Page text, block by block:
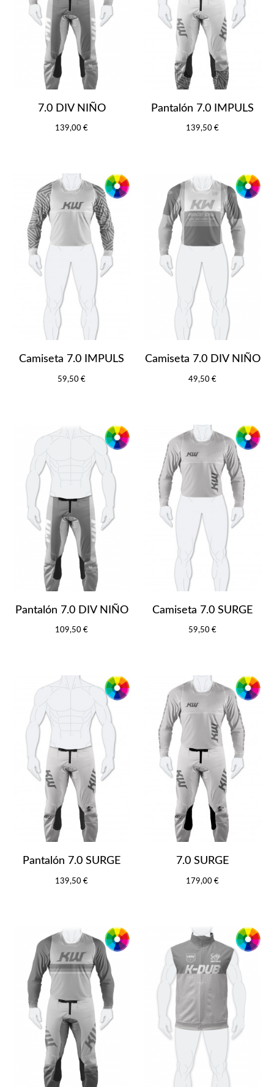
7.0 DIV NIÑO
139,00 €
Pantalón 7.0 IMPULS
139,50 €
Camiseta 7.0 IMPULS
59,50 €
Camiseta 7.0 DIV NIÑO
49,50 €
Pantalón 7.0 DIV NIÑO
109,50 €
Camiseta 7.0 SURGE
59,50 €
Pantalón 7.0 SURGE
139,50 €
7.0 SURGE
179,00 €